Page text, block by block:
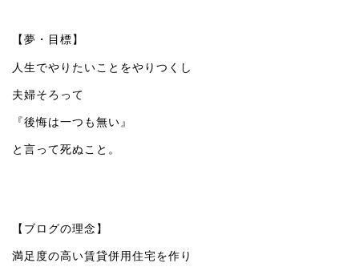
【夢・目標】
人生でやりたいことをやりつくし
夫婦そろって
『後悔は一つも無い』
と言って死ぬこと。
【ブログの理念】
満足度の高い賃貸併用住宅を作り